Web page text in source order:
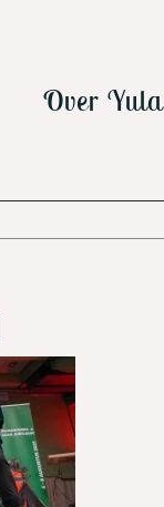
Over Yula